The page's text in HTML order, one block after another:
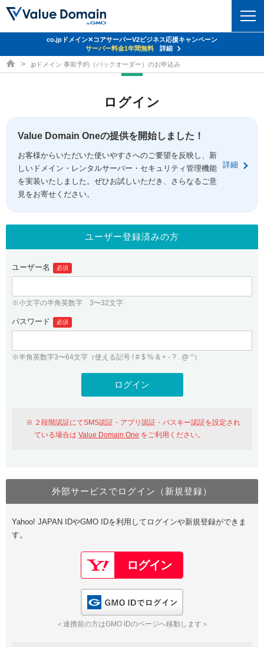
ドメイントップ
ドメイン移管
ドメイン価格一覧
ドメイン一括検索
.jpドメインオークション
gTLDオークション NEW!
.jpドメインバックオーダー
プレミアムドメイン
人気ドメインの種類
WHOIS検索
コアサーバー
バリューサーバー
XREA
セキュリティトップ
Value Domain ネットde診断
SSL証明書
サービストップ
お得意様割引
紹介制度
バリュードメインAPI
ドメイン・ホスティングOEM
facebook
ログイン
従来のバリュードメインをご利用希望の方
Value Domainにログイン
おすすめ One レンタルサーバーを含む最新の機能を使う方
Value Domain Oneにログイン
Google
GMO ID Amazon
※AmazonはValue Domain Oneのログイン画面へ遷移します
ユーザー登録
Value Domain Oneアカウント作成
以下でも登録可能
Google Yahoo!
GMO ID
co.jpドメイン✕コアサーバーV2ビジネス応援キャンペーン
サーバー料金1年間無料
詳細
ドメイン取得ならバリュードメイン
.jpドメイン 事前予約（バックオーダー）のお申込み
ログイン
Value Domain Oneの提供を開始しました！
お客様からいただいた使いやすさへのご要望を反映し、新
しいドメイン・レンタルサーバー・セキュリティ管理機能
を実装いたしました。ぜひお試しいただき、さらなるご意
見をお寄せください。
詳細
ユーザー登録済みの方
ユーザー名 必須
※小文字の半角英数字 3〜32文字
パスワード 必須
※半角英数字3〜64文字（使える記号 ! # $ % & + - ? . @ ^）
２段階認証にてSMS認証・アプリ認証・パスキー認証を設定され
ている場合はValue Domain One をご利用ください。
外部サービスでログイン（新規登録）
Yahoo! JAPAN IDやGMO IDを利用してログインや新規登録ができま
す。
＜連携前の方はGMO IDのページへ移動します＞